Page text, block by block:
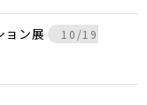
ョン展
10/19